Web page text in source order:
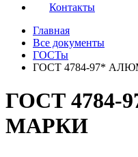
Контакты
Главная
Все документы
ГОСТы
ГОСТ 4784-97*
ГОСТ
МАРКИ